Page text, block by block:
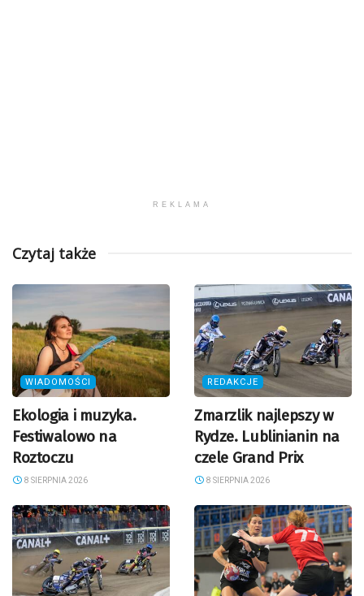
REKLAMA
Czytaj także
WIADOMOŚCI
Ekologia i muzyka.
Festiwalowo na
Roztoczu
8 SIERPNIA 2026
REDAKCJE
Zmarzlik najlepszy w
Rydze. Lublinianin na
czele Grand Prix
8 SIERPNIA 2026